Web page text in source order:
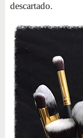
descartado.